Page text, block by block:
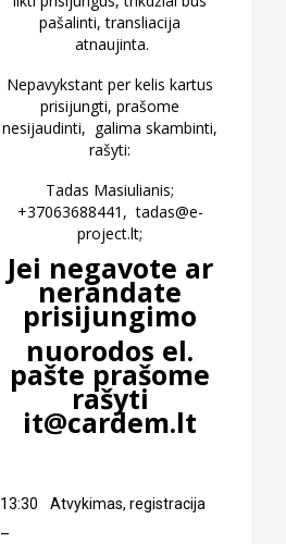
pašalinti, transliacija
atnaujinta.
Nepavykstant per kelis kartus
prisijungti, prašome
nesijaudinti, galima skambinti,
rašyti:
Tadas Masiulianis;
+37063688441,tadas@e-
project.lt;
Jei negavote ar
nerandate
prisijungimo
nuorodos el.
pašte prašome
rašyti
it@cardem.lt
13:30
–
Atvykimas, registracija